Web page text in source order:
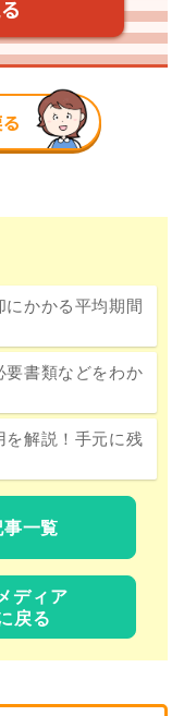
かかる平均期間
要書類などをわか
を解説！手元に残
一覧
ディア
戻る